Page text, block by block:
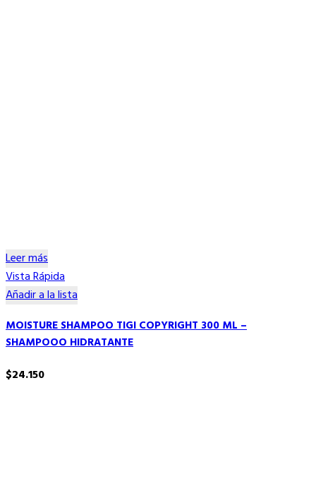
Leer más
Vista Rápida
Añadir a la lista
MOISTURE SHAMPOO TIGI COPYRIGHT 300 ML –
SHAMPOOO HIDRATANTE
$24.150